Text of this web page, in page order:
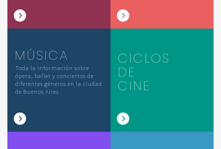
MÚSICA
Toda la información sobre
ópera, ballet y conciertos de
diferentes géneros en la ciudad
de Buenos Aires
CICLOS
DE
CINE